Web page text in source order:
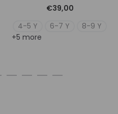
€39,00
4-5 Y
6-7 Y
8-9 Y
+5 more